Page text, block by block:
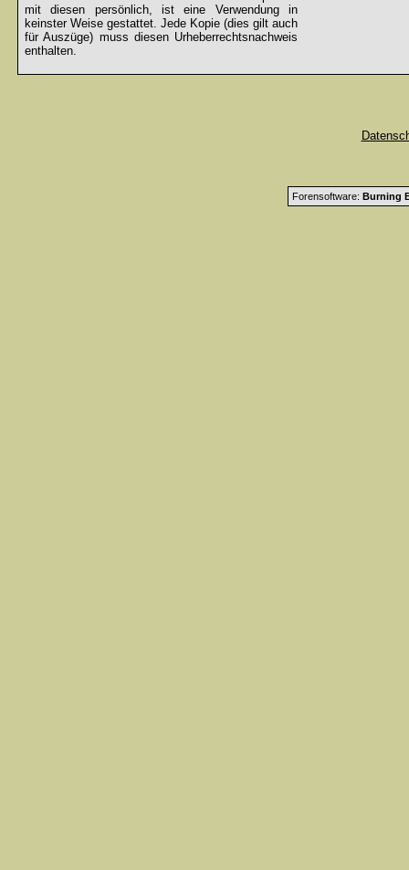
mit diesen persönlich, ist eine Verwendung in
keinster Weise gestattet. Jede Kopie (dies gilt auch
für Auszüge) muss diesen Urheberrechtsnachweis
enthalten.
Forensoftware: Burning